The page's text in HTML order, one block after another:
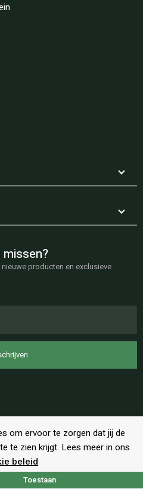
om ervoor te zorgen dat jij de
te zien krijgt. Lees meer in ons
beleid
Toestaan
producten en exclusieve